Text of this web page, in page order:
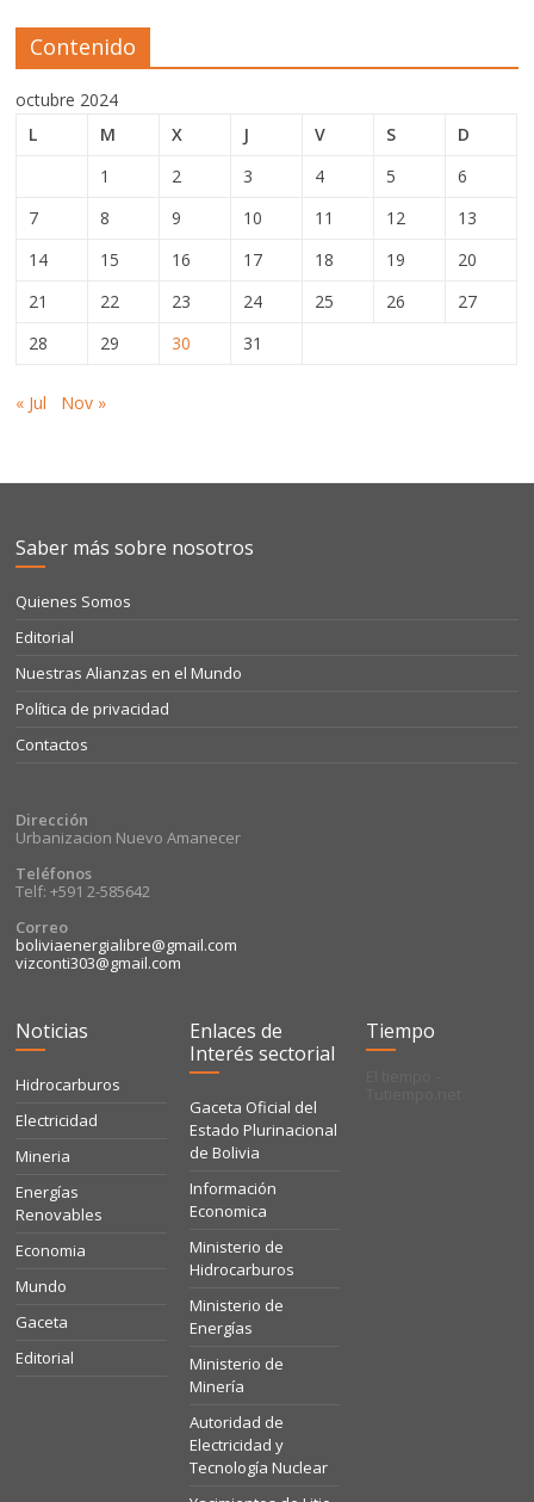
Contenido
octubre 2024
L
M X J V S
D
1
2 3 4 5
6
7
8 9 10 11 12
13
14
15 16 17 18 19
20
21
22 23 24 25 26
27
28
29 30 31
« Jul Nov »
Saber más sobre nosotros
Quienes Somos
Editorial
Nuestras Alianzas en el Mundo
Política de privacidad
Contactos
Dirección
Urbanizacion Nuevo Amanecer
Teléfonos
Telf: +591 2-585642
Correo
boliviaenergialibre@gmail.com
vizconti303@gmail.com
Noticias
Hidrocarburos
Electricidad
Mineria
Energías
Renovables
Economia
Mundo
Gaceta
Editorial
Enlaces de
Interés sectorial
Gaceta Oficial del
Estado Plurinacional
de Bolivia
Información
Economica
Ministerio de
Hidrocarburos
Ministerio de
Energías
Ministerio de
Minería
Autoridad de
Electricidad y
Tecnología Nuclear
Tiempo